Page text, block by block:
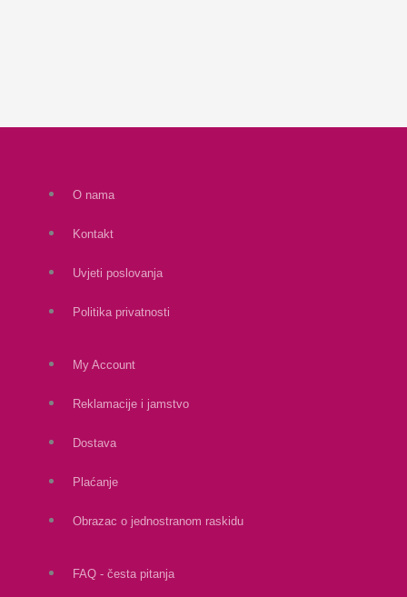
O nama
Kontakt
Uvjeti poslovanja
Politika privatnosti
My Account
Reklamacije i jamstvo
Dostava
Plaćanje
Obrazac o jednostranom raskidu
FAQ - česta pitanja